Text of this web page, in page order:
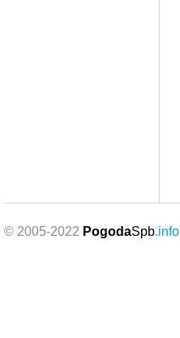
© 2005-2022 PogodaSpb.info